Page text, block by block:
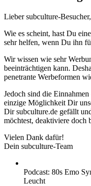
Lieber subculture-Besucher,
Wie es scheint, hast Du
sehr helfen, wenn Du ihn
Wir wissen wie sehr
beeinträchtigen kann.
penetrante Werbeformen
Jedoch sind die
einzige Möglichkeit Dir
Dir subculture.de gefällt
möchtest, deaktiviere doch
Vielen Dank dafür!
Dein subculture-Team
Podcast: 80s Emo
Leucht